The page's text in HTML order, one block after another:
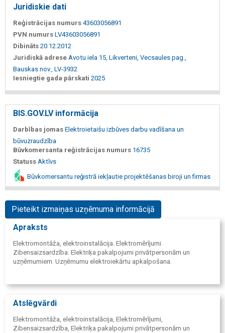
Juridiskie dati
Reģistrācijas numurs 43603056891
PVN numurs LV43603056891
Dibināts 20.12.2012
Juridiskā adrese Avotu iela 15, Likverteni, Vecsaules pag.,
Bauskas nov., LV-3932
Iesniegtie gada pārskati 2025
BIS.GOV.LV informācija
Darbības jomas Elektroietaišu izbūves darbu vadīšana un
būvuzraudzība
Būvkomersanta reģistrācijas numurs 16735
Statuss Aktīvs
Būvkomersantu reģistrā iekļautie projektēšanas biroji un firmas
Pieteikt izmaiņas uzņēmuma informācijā
Apraksts
Elektromontāža, elektroinstalācija. Elektromērījumi.
Zibensaizsardzība. Elektriķa pakalpojumi privātpersonām un
uzņēmumiem. Uzņēmumu elektroiekārtu apkalpošana.
Atslēgvārdi
Elektromontāža, elektroinstalācija, Elektromērījumi,
Zibensaizsardzība, Elektriķa pakalpojumi privātpersonām un